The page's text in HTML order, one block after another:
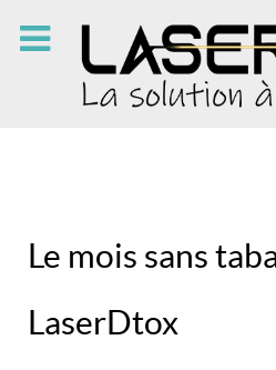
Le mois sans
LaserDtox